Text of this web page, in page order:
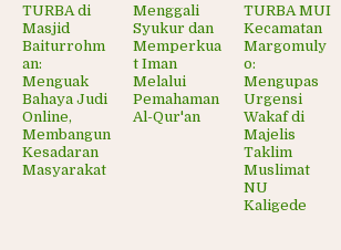
TURBA di
Masjid
Baiturrohm
an:
Menguak
Bahaya Judi
Online,
Membangun
Kesadaran
Masyarakat
Menggali
Syukur dan
Memperkua
t Iman
Melalui
Pemahaman
Al-Qur'an
TURBA MUI
Kecamatan
Margomuly
o:
Mengupas
Urgensi
Wakaf di
Majelis
Taklim
Muslimat
NU
Kaligede